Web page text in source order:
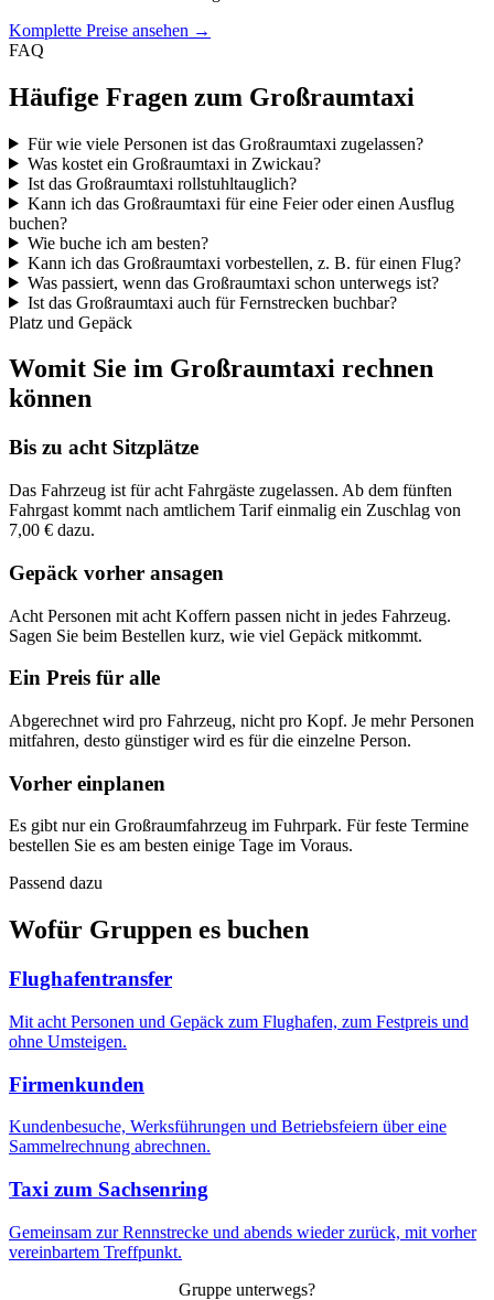
Komplette Preise ansehen →
FAQ
Häufige Fragen zum Großraumtaxi
Für wie viele Personen ist das Großraumtaxi zugelassen?
Was kostet ein Großraumtaxi in Zwickau?
Ist das Großraumtaxi rollstuhltauglich?
Kann ich das Großraumtaxi für eine Feier oder einen Ausflug
buchen?
Wie buche ich am besten?
Kann ich das Großraumtaxi vorbestellen, z. B. für einen Flug?
Was passiert, wenn das Großraumtaxi schon unterwegs ist?
Ist das Großraumtaxi auch für Fernstrecken buchbar?
Platz und Gepäck
Womit Sie im Großraumtaxi rechnen
können
Bis zu acht Sitzplätze
Das Fahrzeug ist für acht Fahrgäste zugelassen. Ab dem fünften
Fahrgast kommt nach amtlichem Tarif einmalig ein Zuschlag von
7,00 € dazu.
Gepäck vorher ansagen
Acht Personen mit acht Koffern passen nicht in jedes Fahrzeug.
Sagen Sie beim Bestellen kurz, wie viel Gepäck mitkommt.
Ein Preis für alle
Abgerechnet wird pro Fahrzeug, nicht pro Kopf. Je mehr Personen
mitfahren, desto günstiger wird es für die einzelne Person.
Vorher einplanen
Es gibt nur ein Großraumfahrzeug im Fuhrpark. Für feste Termine
bestellen Sie es am besten einige Tage im Voraus.
Passend dazu
Wofür Gruppen es buchen
Flughafentransfer
Mit acht Personen und Gepäck zum Flughafen, zum Festpreis und
ohne Umsteigen.
Firmenkunden
Kundenbesuche, Werksführungen und Betriebsfeiern über eine
Sammelrechnung abrechnen.
Taxi zum Sachsenring
Gemeinsam zur Rennstrecke und abends wieder zurück, mit vorher
vereinbartem Treffpunkt.
Gruppe unterwegs?